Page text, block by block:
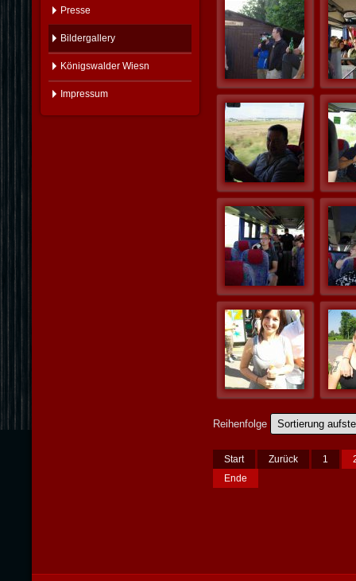
Presse
Bildergallery
Königswalder Wiesn
Impressum
Reihenfolge
Start Zurück 1
Ende